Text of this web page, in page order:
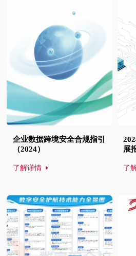
企业数据跨境安全合规指引
（2024）
了解详情
展
了